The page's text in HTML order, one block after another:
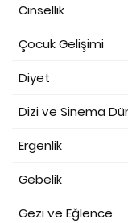
Cinsellik
Çocuk Gelişimi
Diyet
Dizi ve Sinema
Ergenlik
Gebelik
Gezi ve Eğlence